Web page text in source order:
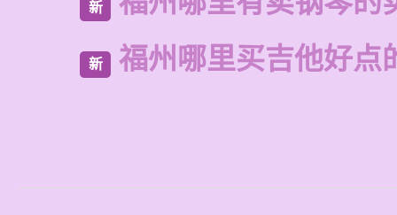
新
新 福州哪里买吉他好点